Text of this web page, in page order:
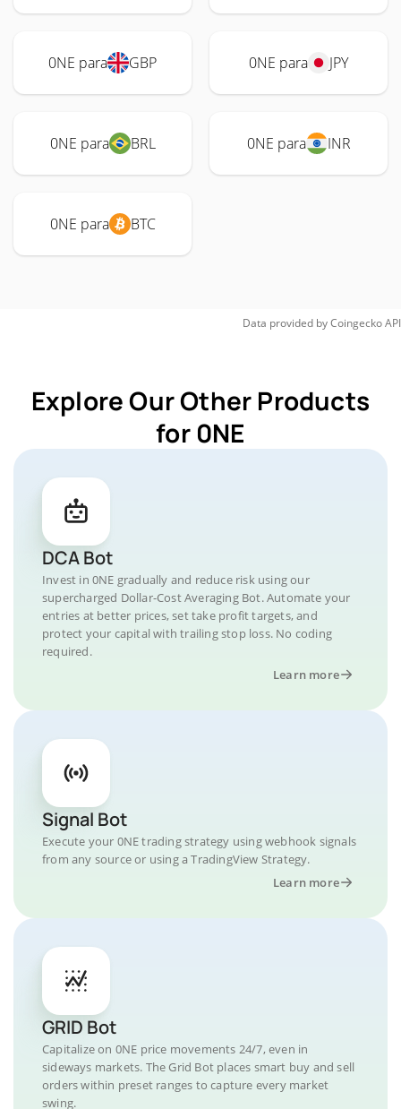
0NE para GBP 0NE para JPY
0NE para BRL 0NE para INR
0NE para BTC
Data provided byCoingeckoAPI
Explore Our Other Products
for 0NE
DCA Bot
Invest in 0NE gradually and reduce risk using our
supercharged Dollar-Cost Averaging Bot. Automate your
entries at better prices, set take profit targets, and
protect your capital with trailing stop loss. No coding
required.
Learn more
Signal Bot
Execute your 0NE trading strategy using webhook signals
from any source or using a TradingView Strategy.
Learn more
GRID Bot
Capitalize on 0NE price movements 24/7, even in
sideways markets. The Grid Bot places smart buy and sell
orders within preset ranges to capture every market
swing.